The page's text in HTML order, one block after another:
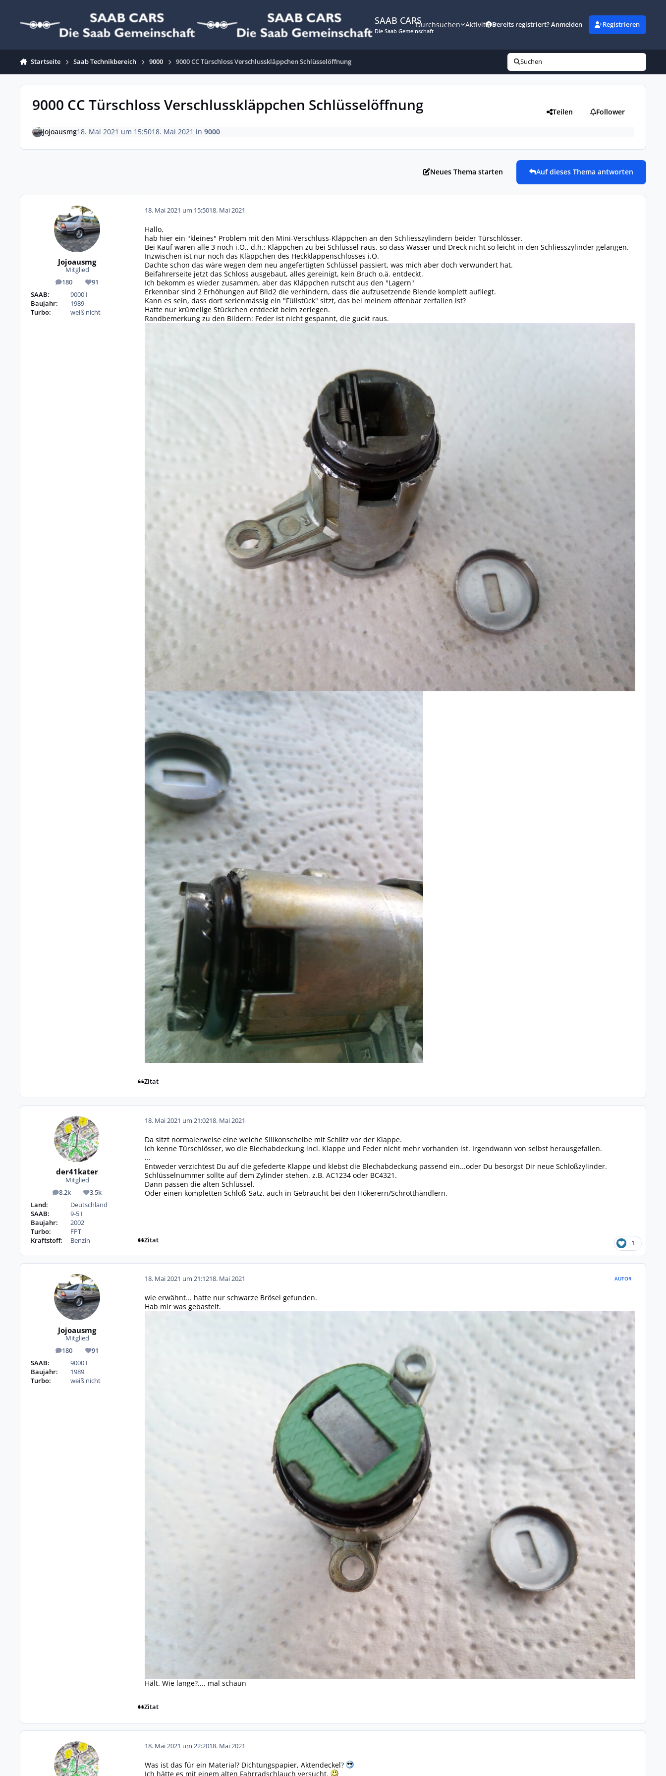
SAAB CARS
Die Saab Gemeinschaft
Durchsuchen AktivitätBereits registriert? Anmelden Registrieren
Startseite Saab Technikbereich 9000 9000 CC Türschloss Verschlusskläppchen Schlüsselöffnung Suchen
9000 CC Türschloss Verschlusskläppchen Schlüsselöffnung Teilen Follower
Jojoausmg18. Mai 2021 um 15:5018. Mai 2021 in 9000
Neues Thema starten Auf dieses Thema antworten
Jojoausmg
Mitglied
180
Beiträge 91
Reputation
SAAB:
9000 I
Baujahr:
1989
Turbo:
weiß nicht
18. Mai 2021 um 15:5018. Mai 2021
Hallo,
hab hier ein "kleines" Problem mit den Mini-Verschluss-Kläppchen an den Schliesszylindern beider Türschlösser.
Bei Kauf waren alle 3 noch i.O., d.h.: Kläppchen zu bei Schlüssel raus, so dass Wasser und Dreck nicht so leicht in den Schliesszylinder gelangen.
Inzwischen ist nur noch das Kläppchen des Heckklappenschlosses i.O.
Dachte schon das wäre wegen dem neu angefertigten Schlüssel passiert, was mich aber doch verwundert hat.
Beifahrerseite jetzt das Schloss ausgebaut, alles gereinigt, kein Bruch o.ä. entdeckt.
Ich bekomm es wieder zusammen, aber das Kläppchen rutscht aus den "Lagern"
Erkennbar sind 2 Erhöhungen auf Bild2 die verhindern, dass die aufzusetzende Blende komplett aufliegt.
Kann es sein, dass dort serienmässig ein "Füllstück" sitzt, das bei meinem offenbar zerfallen ist?
Hatte nur krümelige Stückchen entdeckt beim zerlegen.
Randbemerkung zu den Bildern: Feder ist nicht gespannt, die guckt raus.
Zitat
der41kater
Mitglied
8,2k
Beiträge 3,5k
Reputation
Land:
Deutschland
SAAB:
9-5 I
Baujahr:
2002
Turbo:
FPT
Kraftstoff:
Benzin
18. Mai 2021 um 21:0218. Mai 2021
Da sitzt normalerweise eine weiche Silikonscheibe mit Schlitz vor der Klappe.
Ich kenne Türschlösser, wo die Blechabdeckung incl. Klappe und Feder nicht mehr vorhanden ist. Irgendwann von selbst herausgefallen.
...
Entweder verzichtest Du auf die gefederte Klappe und klebst die Blechabdeckung passend ein...oder Du besorgst Dir neue Schloßzylinder.
Schlüsselnummer sollte auf dem Zylinder stehen. z.B. AC1234 oder BC4321.
Dann passen die alten Schlüssel.
Oder einen kompletten Schloß-Satz, auch in Gebraucht bei den Hökerern/Schrotthändlern.
Zitat 1
Jojoausmg
Mitglied
180
Beiträge 91
Reputation
SAAB:
9000 I
Baujahr:
1989
Turbo:
weiß nicht
18. Mai 2021 um 21:1218. Mai 2021 AUTOR
wie erwähnt... hatte nur schwarze Brösel gefunden.
Hab mir was gebastelt.
Hält. Wie lange?.... mal schaun
Zitat
18. Mai 2021 um 22:2018. Mai 2021
Was ist das für ein Material? Dichtungspapier, Aktendeckel?
Ich hätte es mit einem alten Fahrradschlauch versucht.